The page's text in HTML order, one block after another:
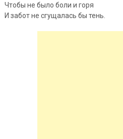
Чтобы не было боли и горя
И забот не сгущалась бы тень.